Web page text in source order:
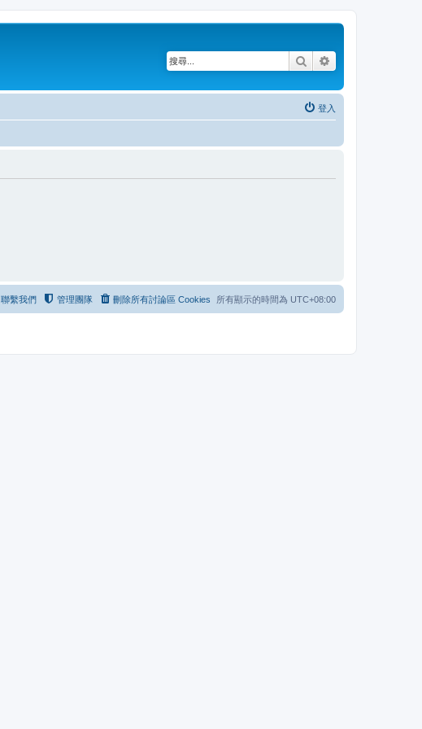
搜尋
登入
所有顯示的時間為 UTC+08:00
刪除所有討論區 Cookies
管理團隊
聯繫我們